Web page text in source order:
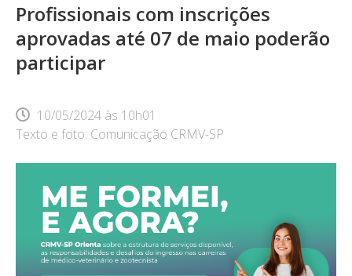
Profissionais com inscrições
aprovadas até 07 de maio poderão
participar
10/05/2024 às 10h01
Texto e foto: Comunicação CRMV-SP